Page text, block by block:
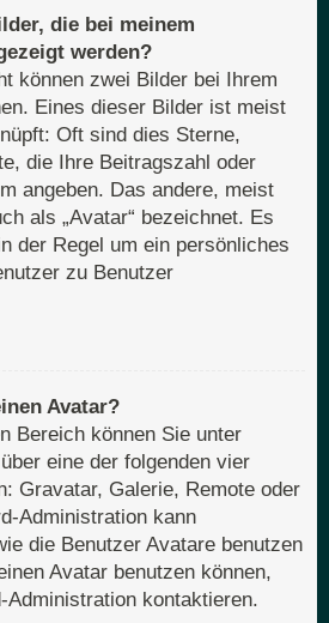
die bei meinem
werden?
können zwei Bilder bei Ihrem
Eines dieser Bilder ist meist
Oft sind dies Sterne,
die Ihre Beitragszahl oder
angeben. Das andere, meist
als „Avatar“ bezeichnet. Es
der Regel um ein persönliches
zu Benutzer
Avatar?
Bereich können Sie unter
eine der folgenden vier
Gravatar, Galerie, Remote oder
Administration kann
die Benutzer Avatare benutzen
Avatar benutzen können,
Administration kontaktieren.